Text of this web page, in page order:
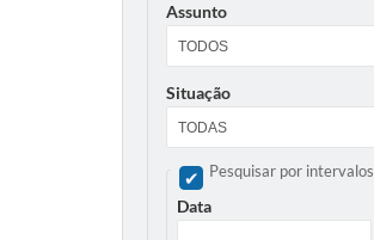
Assunto
Situação
Pesquisar por intervalos
Data